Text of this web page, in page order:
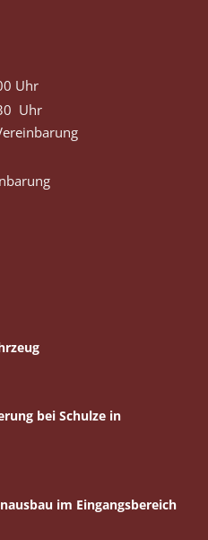
Uhr
Uhr
bei Schulze in
im Eingangsbereich